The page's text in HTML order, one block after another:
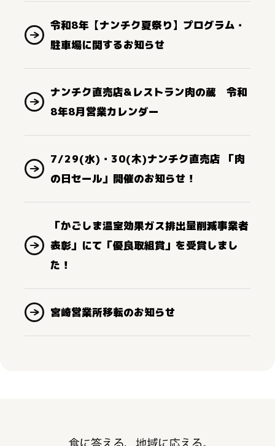
令和8年【ナンチク夏祭り】プログラム・
駐車場に関するお知らせ
ナンチク直売店&レストラン肉の蔵 令和
8年8月営業カレンダー
7/29(水)・30(木)ナンチク直売店 「肉
の日セール」開催のお知らせ！
「かごしま温室効果ガス排出量削減事業者
表彰」にて「優良取組賞」を受賞しまし
た！
宮崎営業所移転のお知らせ